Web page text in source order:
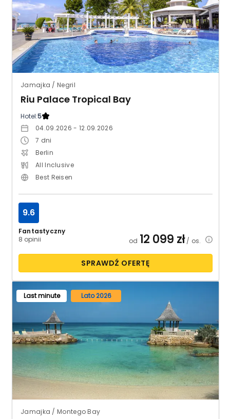
Jamajka / Negril
Riu Palace Tropical Bay
Hotel:5
04.09.2026 - 12.09.2026
7 dni
Berlin
All Inclusive
Best Reisen
Fantastyczny
8 opinii
9.6
od 12 099 zł/ os.
SPRAWDŹ OFERTĘ
Last minute Lato 2026
Jamajka / Montego Bay